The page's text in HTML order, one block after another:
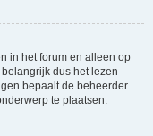
in het forum en alleen op
dus het lezen
bepaalt de beheerder
te plaatsen.